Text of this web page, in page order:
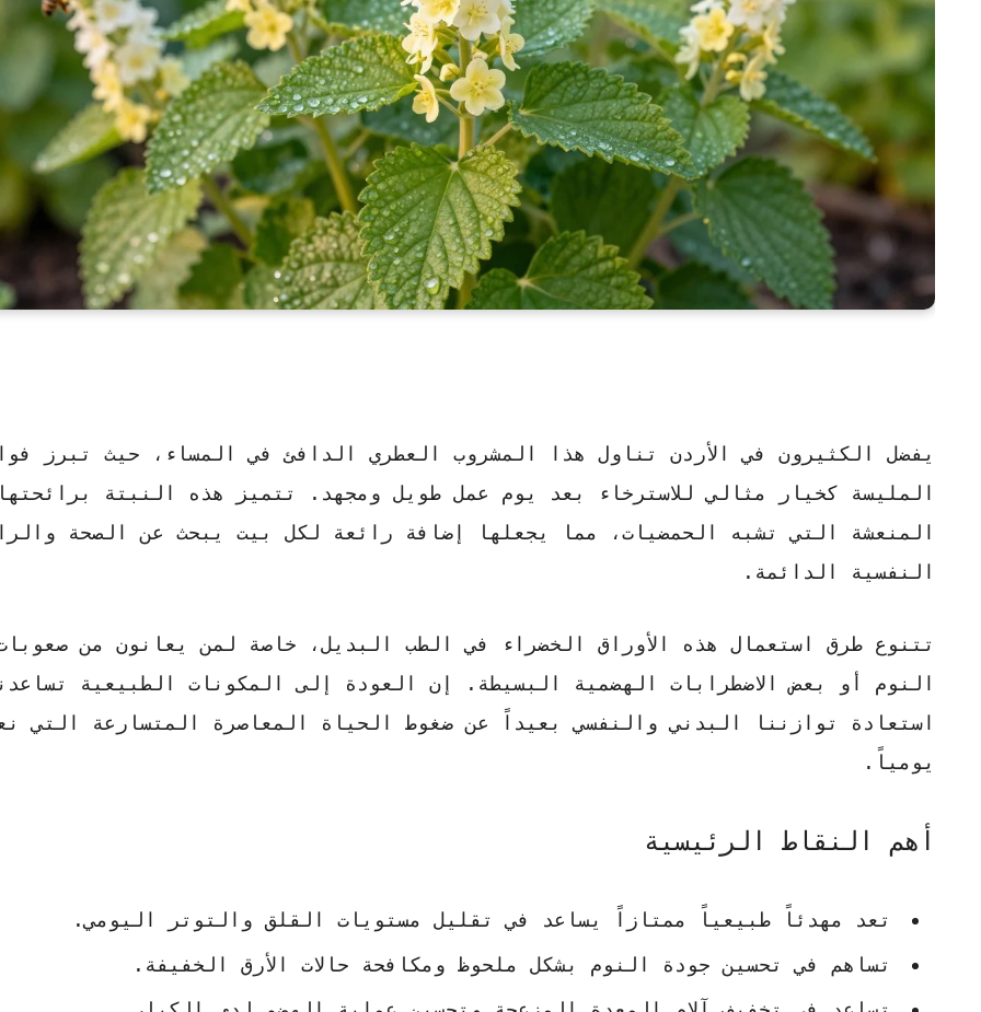
يفضل الكثيرون في الأردن تناول هذا المشروب العطري الدافئ في المساء، حيث تبرز
المليسة كخيار مثالي للاسترخاء بعد يوم عمل طويل ومجهد. تتميز هذه النبتة
المنعشة التي تشبه الحمضيات، مما يجعلها إضافة رائعة لكل بيت يبحث عن الصحة
النفسية الدائمة.
تتنوع طرق استعمال هذه الأوراق الخضراء في الطب البديل، خاصة لمن يعانون من
النوم أو بعض الاضطرابات الهضمية البسيطة. إن العودة إلى المكونات الطبيعية
استعادة توازننا البدني والنفسي بعيداً عن ضغوط الحياة المعاصرة المتسارعة التي
يومياً.
أهم النقاط الرئيسية
تعد مهدئاً طبيعياً ممتازاً يساعد في تقليل مستويات القلق والتوتر اليومي.
تساهم في تحسين جودة النوم بشكل ملحوظ ومكافحة حالات الأرق الخفيفة.